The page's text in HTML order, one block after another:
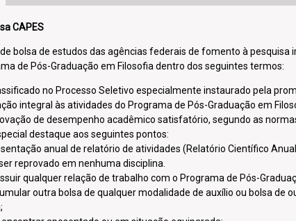
CAPES
bolsa de estudos das agências federais de fomento à
de Pós-Graduação em Filosofia dentro dos seguintes termos:
no Processo Seletivo especialmente instaurado pela
integral às atividades do Programa de Pós-Graduação em
de desempenho acadêmico satisfatório, segundo as
destaque aos seguintes pontos:
anual de relatório de atividades (Relatório Científico
reprovado em nenhuma disciplina.
qualquer relação de trabalho com o Programa de Pós-
outra bolsa de qualquer modalidade de auxílio ou bolsa de